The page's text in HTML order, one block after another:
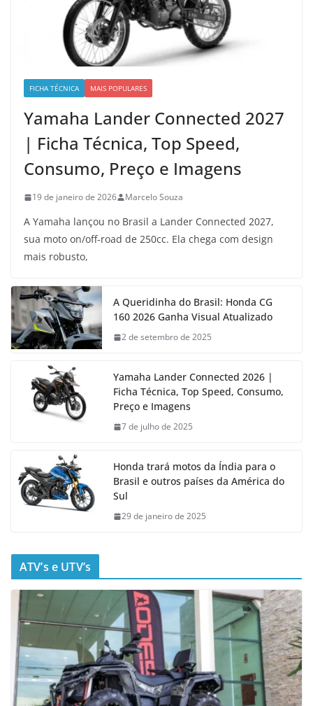
FICHA TÉCNICA MAIS POPULARES
Yamaha Lander Connected 2027
| Ficha Técnica, Top Speed,
Consumo, Preço e Imagens
19 de janeiro de 2026 Marcelo Souza
A Yamaha lançou no Brasil a Lander Connected 2027,
sua moto on/off-road de 250cc. Ela chega com design
mais robusto,
A Queridinha do Brasil: Honda CG
160 2026 Ganha Visual Atualizado
2 de setembro de 2025
Yamaha Lander Connected 2026 |
Ficha Técnica, Top Speed, Consumo,
Preço e Imagens
7 de julho de 2025
Honda trará motos da Índia para o
Brasil e outros países da América do
Sul
29 de janeiro de 2025
ATV’s e UTV’s